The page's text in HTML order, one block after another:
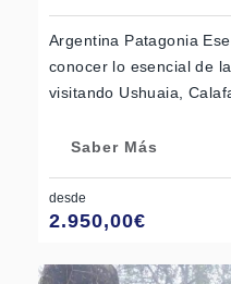
Argentina Patagonia
conocer lo esencial de
visitando Ushuaia,
Saber Más
desde
2.950,00€